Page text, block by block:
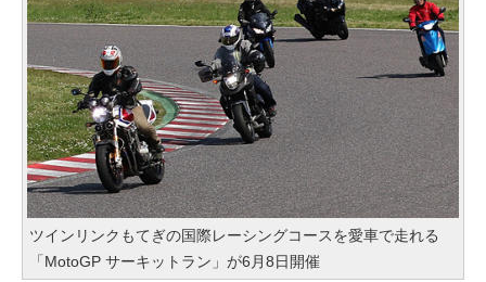
ツインリンクもてぎの国際レーシングコースを愛車で走れる
「MotoGP サーキットラン」が6月8日開催